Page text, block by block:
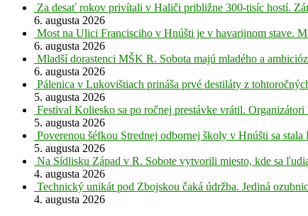
Za desať rokov privítali v Haliči približne 300-tisíc hostí.
6. augusta 2026
Most na Ulici Francisciho v Hnúšti je v havarijnom stave.
6. augusta 2026
Mladší dorastenci MŠK R. Sobota majú mladého a
6. augusta 2026
Pálenica v Lukovištiach prináša prvé destiláty z
5. augusta 2026
Festival Koliesko sa po ročnej prestávke vrátil.
5. augusta 2026
Poverenou šéfkou Strednej odbornej školy v Hnúšti sa
5. augusta 2026
Na Sídlisku Západ v R. Sobote vytvorili miesto, kde sa
4. augusta 2026
Technický unikát pod Zbojskou čaká údržba. Jediná
4. augusta 2026